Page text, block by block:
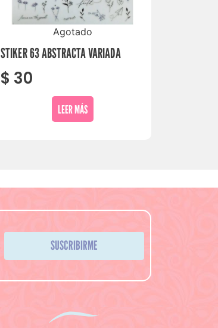
Agotado
STIKER 63 ABSTRACTA VARIADA
$ 30
LEER MÁS
SUSCRIBIRME